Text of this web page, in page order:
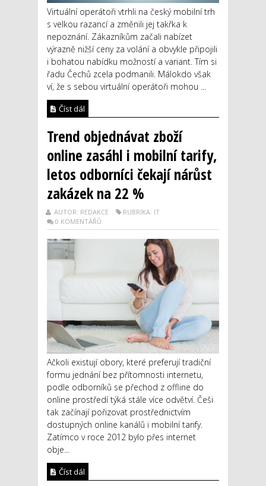
Virtuální operátoři vtrhli na český mobilní trh
s velkou razancí a změnili jej takřka k
nepoznání. Zákazníkům začali nabízet
výrazně nižší ceny za volání a obvykle připojili
i bohatou nabídku možností a variant. Tím si
řadu Čechů zcela podmanili. Málokdo však
ví, že s sebou virtuální operátoři mohou ...
Číst dál
Trend objednávat zboží
online zasáhl i mobilní tarify,
letos odborníci čekají nárůst
zakázek na 22 %
AUTOR: REDAKCE
RUBRIKA: IT
0 KOMENTÁŘŮ
Ačkoli existují obory, které preferují tradiční
formu jednání bez přítomnosti internetu,
podle odborníků se přechod z offline do
online prostředí týká stále více odvětví. Češi
tak začínají pořizovat prostřednictvím
dostupných online kanálů i mobilní tarify.
Zatímco v roce 2012 bylo přes internet
obje...
Číst dál